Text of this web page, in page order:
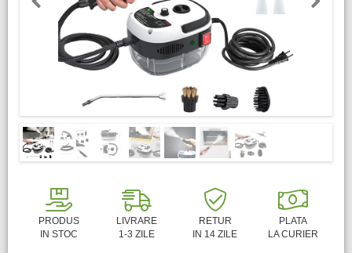
PRODUS
IN STOC
LIVRARE
1-3 ZILE
RETUR
IN 14 ZILE
PLATA
LA CURIER